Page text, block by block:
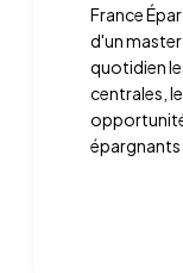
France
d'un
quotidien
centrales,
épargnants